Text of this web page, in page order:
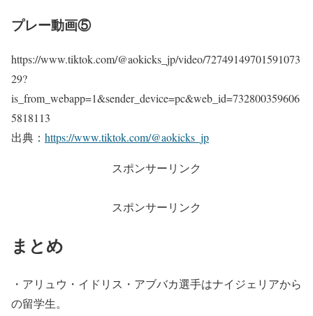
プレー動画⑤
https://www.tiktok.com/@aokicks_jp/video/72749149701591073
29?
is_from_webapp=1&sender_device=pc&web_id=732800359606
5818113
出典： https://www.tiktok.com/@aokicks_jp
スポンサーリンク
スポンサーリンク
まとめ
・アリュウ・イドリス・アブバカ選手はナイジェリアから
の留学生。